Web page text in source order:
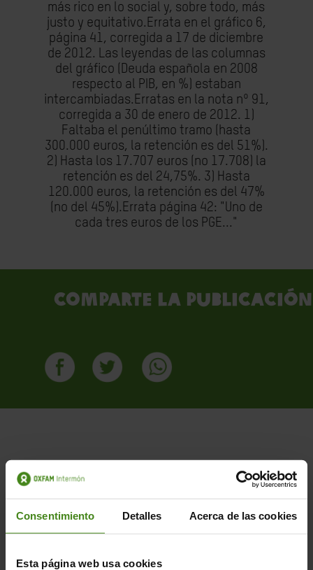
Consentimiento Detalles Acerca de las cookies
Esta página web usa cookies
más rico en lo social y, sobre todo, más
justo y equitativo.Errata en el gráfico 6,
página 41, corregida a 17 de diciembre
de 2012. Las leyendas de las columnas
del gráfico (Deuda española en 2008
respecto al PIB, en %) estaban
intercambiadas.Erratas en la nota nº 91,
corregida a 30 de enero de 2012. 1)
Faltaba el penúltimo tramo (hasta
300.000 euros, la retención es del 51%).
2) Hasta los 17.707 euros (no 17.708) la
retención es del 24,75%. 3) Hasta
120.000 euros, la retención es del 47%
(no del 45%).Errata página 42: "Uno de
cada tres euros de los PGE..."
Comparte la publicación
PUBLICACIONES RELACIONADAS